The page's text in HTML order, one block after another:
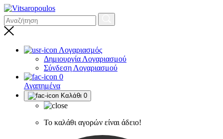
Λογαριασμός
Δημιουργία Λογαριασμού
Σύνδεση Λογαριασμού
0
Αγαπημένα
Καλάθι 0
Το καλάθι αγορών είναι άδειο!